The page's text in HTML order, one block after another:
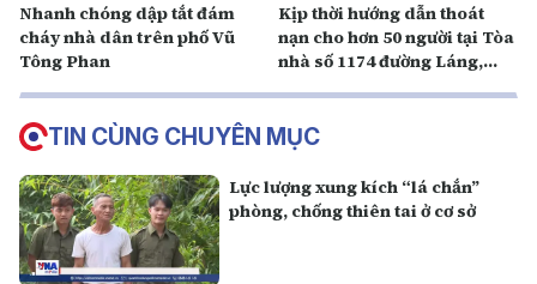
Nhanh chóng dập tắt đám
cháy nhà dân trên phố Vũ
Tông Phan
Kịp thời hướng dẫn thoát
nạn cho hơn 50 người tại Tòa
nhà số 1174 đường Láng,
TIN CÙNG CHUYÊN MỤC
Lực lượng xung kích “lá chắn”
phòng, chống thiên tai ở cơ sở